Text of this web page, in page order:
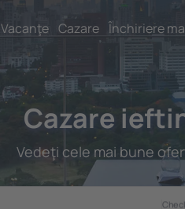
Vacanţe Cazare Închiriere
Cazare
Vedeţi cele mai bune